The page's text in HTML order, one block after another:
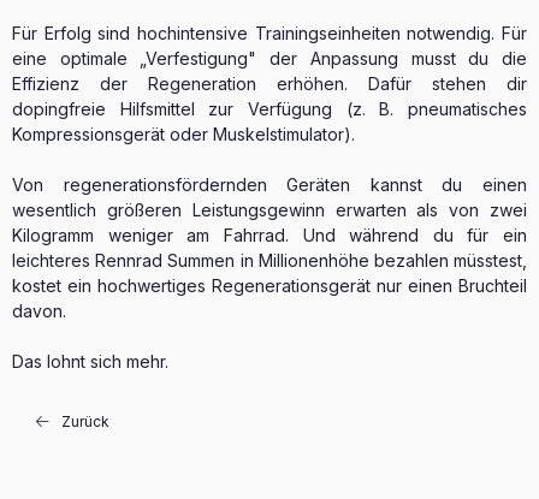
Für Erfolg sind hochintensive Trainingseinheiten notwendig. Für
eine optimale „Verfestigung" der Anpassung musst du die
Effizienz der Regeneration erhöhen. Dafür stehen dir
dopingfreie Hilfsmittel zur Verfügung (z. B. pneumatisches
Kompressionsgerät oder Muskelstimulator).
Von regenerationsfördernden Geräten kannst du einen
wesentlich größeren Leistungsgewinn erwarten als von zwei
Kilogramm weniger am Fahrrad. Und während du für ein
leichteres Rennrad Summen in Millionenhöhe bezahlen müsstest,
kostet ein hochwertiges Regenerationsgerät nur einen Bruchteil
davon.
Das lohnt sich mehr.
Zurück